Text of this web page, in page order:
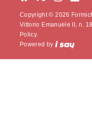
Copyright © 2026
Vittorio Emanuele II, n.
Policy.
Powered by